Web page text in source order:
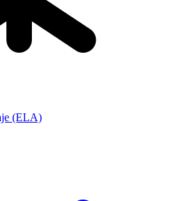
(ELA)